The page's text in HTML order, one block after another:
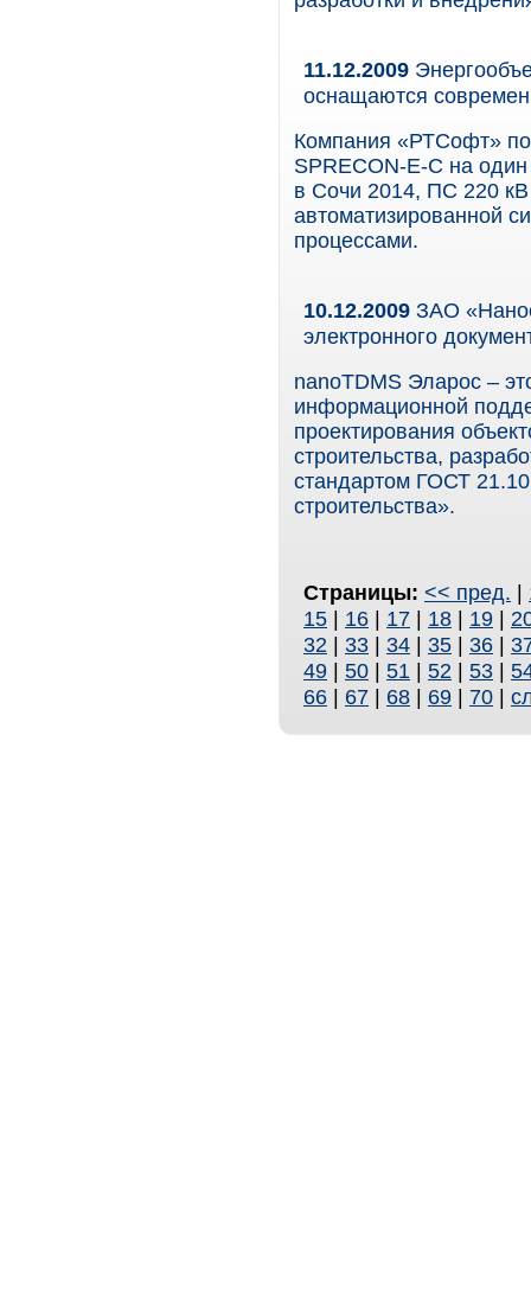
11.12.2009
оснащаются
Компания «РТСофт»
SPRECON-E-C на
в Сочи 2014, ПС 220
автоматизированной
процессами.
10.12.2009 ЗАО
электронного
nanoTDMS Эларос –
информационной
проектирования
строительства,
стандартом ГОСТ
строительства».
Страницы: << пред. |
15 | 16 | 17 | 18 | 19 |
32 | 33 | 34 | 35 | 36 |
49 | 50 | 51 | 52 | 53 |
66 | 67 | 68 | 69 | 70 |